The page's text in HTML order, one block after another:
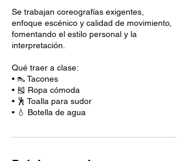
Se trabajan coreografías exigentes,
enfoque escénico y calidad de movimiento,
fomentando el estilo personal y la
interpretación.
Qué traer a clase:
• 👠 Tacones
• 🎽 Ropa cómoda
• 🕺 Toalla para sudor
• 💧 Botella de agua